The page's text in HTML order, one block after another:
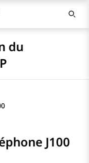
du
J100